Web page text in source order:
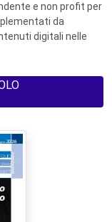
e non profit per
da
digitali nelle